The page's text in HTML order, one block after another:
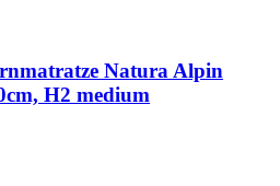
Natura Alpin
H2 medium